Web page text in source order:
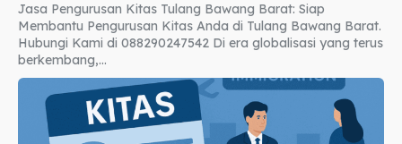
Jasa Pengurusan Kitas Tulang Bawang Barat: Siap
Membantu Pengurusan Kitas Anda di Tulang Bawang Barat.
Hubungi Kami di 088290247542 Di era globalisasi yang terus
berkembang,...